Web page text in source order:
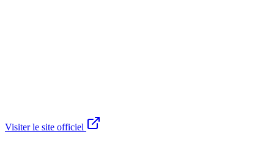
Visiter le site officiel